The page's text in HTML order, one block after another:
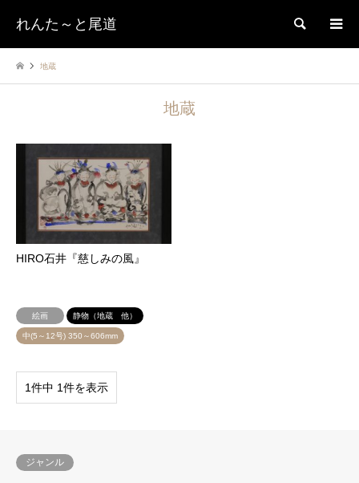
れんた～と尾道 検索
地蔵
地蔵
HIRO石井『慈しみの風』
絵画 静物（地蔵 他）
中(5～12号) 350～606mm
1件中 1件を表示
ジャンル